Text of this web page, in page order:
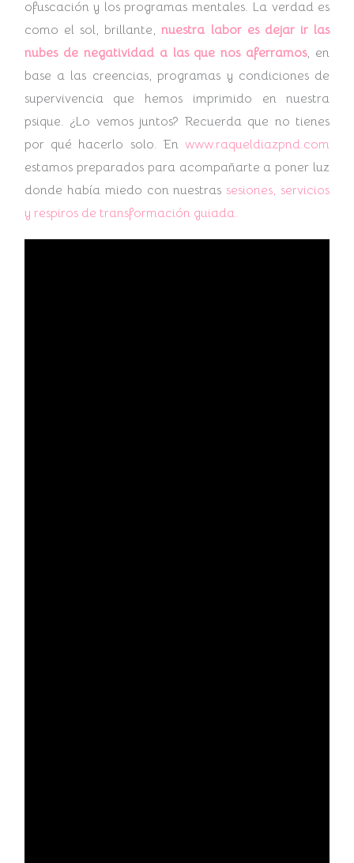
ofuscación y los programas mentales. La verdad es
como el sol, brillante, nuestra labor es dejar ir las
nubes de negatividad a las que nos aferramos, en
base a las creencias, programas y condiciones de
supervivencia que hemos imprimido en nuestra
psique. ¿Lo vemos juntos? Recuerda que no tienes
por qué hacerlo solo. Enwww.raqueldiazpnd.com
estamos preparados para acompañarte a poner luz
donde había miedo con nuestras sesiones, servicios
y respiros de transformación guiada.